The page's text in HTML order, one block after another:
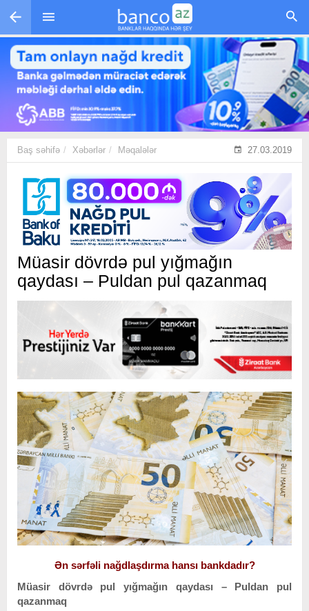
Skip to main content
Baş səhifə Xəbərlər Məqalələr 27.03.2019
Müasir dövrdə pul yığmağın
qaydası – Puldan pul qazanmaq
Ən sərfəli nağdlaşdırma hansı bankdadır?
Müasir dövrdə pul yığmağın qaydası – Puldan pul
qazanmaq